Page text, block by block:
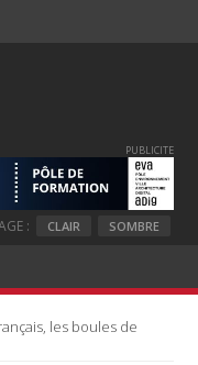
PUBLICITE
: CLAIR SOMBRE
les boules de